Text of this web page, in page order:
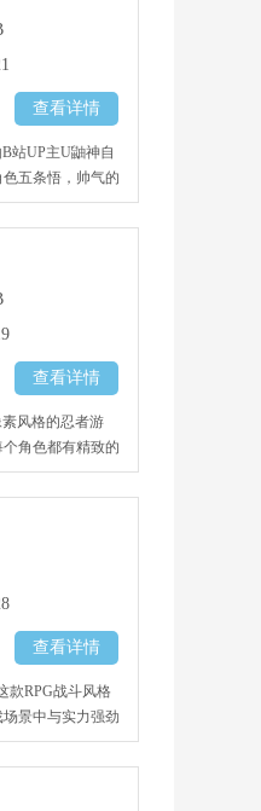
查看详情
站UP主U鼬神自
五条悟，帅气的
由穿梭。
查看详情
风格的忍者游
角色都有精致的
查看详情
款RPG战斗风格
景中与实力强劲